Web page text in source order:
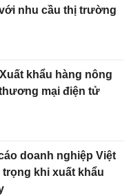
nhu cầu thị trường
khẩu hàng nông
mại điện tử
doanh nghiệp Việt
trọng khi xuất khẩu